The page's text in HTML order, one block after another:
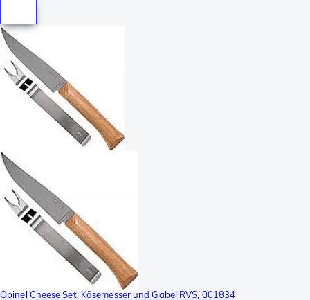
Opinel Cheese Set, Käsemesser und Gabel RVS, 001834